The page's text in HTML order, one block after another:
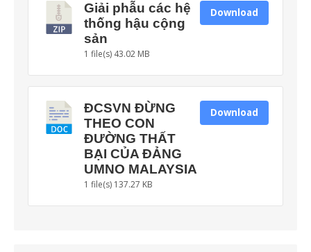
Giải phẫu các hệ
thống hậu cộng
sản
1 file(s) 43.02 MB
Download
ĐCSVN ĐỪNG
THEO CON
ĐƯỜNG THẤT
BẠI CỦA ĐẢNG
UMNO MALAYSIA
1 file(s) 137.27 KB
Download